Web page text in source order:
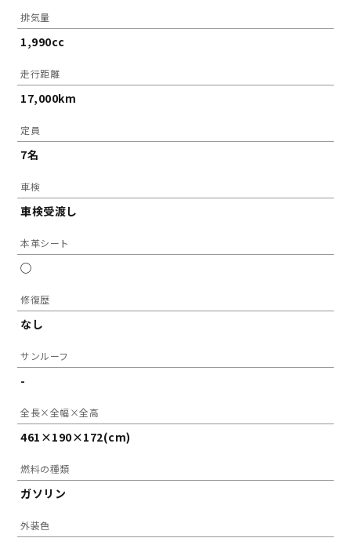
排気量
1,990cc
走行距離
17,000km
定員
7名
車検
車検受渡し
本革シート
◯
修復歴
なし
サンルーフ
-
全長×全幅×全高
461×190×172(cm)
燃料の種類
ガソリン
外装色